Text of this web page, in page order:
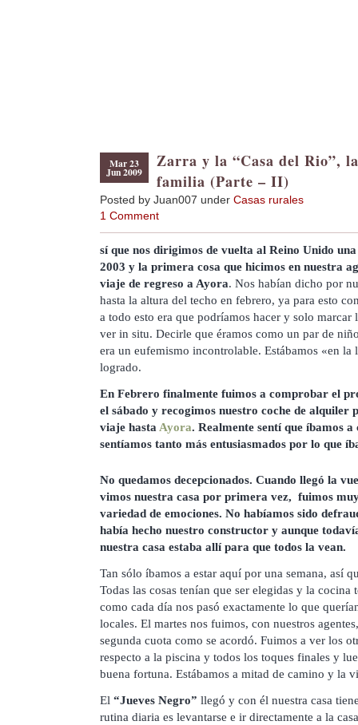
Mar 23
Jun 2009
Zarra y la “Casa del Rio”,
familia (Parte – II)
Posted by Juan007 under Casas rurales
1 Comment
sí que nos dirigimos de vuelta al Reino Unido
2003 y la primera cosa que hicimos en nuestra
viaje de regreso a Ayora. Nos habían dicho por
hasta la altura del techo en febrero, ya para esto
a todo esto era que podríamos hacer y solo marcar
ver in situ. Decirle que éramos como un par de
era un eufemismo incontrolable. Estábamos «en
logrado.
En Febrero finalmente fuimos a comprobar el
el sábado y recogimos nuestro coche de alquiler
viaje hasta Ayora. Realmente sentí que íbamos
sentíamos tanto más entusiasmados por lo que
No quedamos decepcionados. Cuando llegó la
vimos nuestra casa por primera vez, fuimos
variedad de emociones. No habíamos sido
había hecho nuestro constructor y aunque
nuestra casa estaba allí para que todos la vean.
Tan sólo íbamos a estar aquí por una semana, así
Todas las cosas tenían que ser elegidas y la cocina
como cada día nos pasó exactamente lo que
locales. El martes nos fuimos, con nuestros
segunda cuota como se acordó. Fuimos a ver los
respecto a la piscina y todos los toques finales y
buena fortuna. Estábamos a mitad de camino y la
El “Jueves Negro” llegó y con él nuestra casa
rutina diaria es levantarse e ir directamente a la